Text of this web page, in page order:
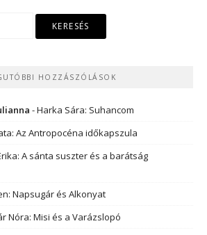
HOZZÁSZÓLÁSOK
-Harka Sára: Suhancom
Az Antropocéna időkapszula
A sánta suszter és a barátság
Napsugár és Alkonyat
Nóra: Misi és a Varázslopó